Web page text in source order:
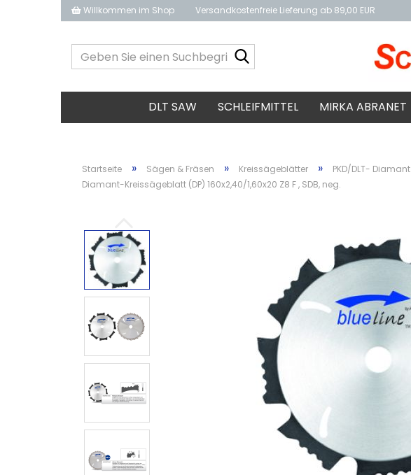
Willkommen im Shop Versandkostenfreie Lieferung ab 89,00 EUR
Sie
Suchbegriff
ein...
DLT SAW SCHLEIFMITTEL MIRKA ABRANET
Startseite » Sägen & Fräsen » Kreissägeblätter » PKD/DLT- Diamant
Diamant-Kreissägeblatt (DP) 160x2,40/1,60x20 Z8 F , SDB, neg.